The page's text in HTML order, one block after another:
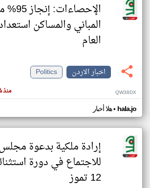
المباني والمساكن
العام
اخبار الاردن
Politics
منذ QW38DX
هلا أخبار• hala.jo
إرادة ملكية بدعوة
للاجتماع في دورة
12 تموز